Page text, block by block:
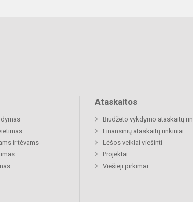
ir tėvams
Ataskaitos
Biudžeto vykdymo ataskaitų
Finansinių ataskaitų rinkiniai
Lėšos veiklai viešinti
Projektai
Viešieji pirkimai